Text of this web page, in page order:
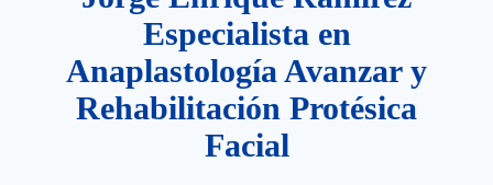
Especialista en
Anaplastología Avanzar y
Rehabilitación Protésica
Facial